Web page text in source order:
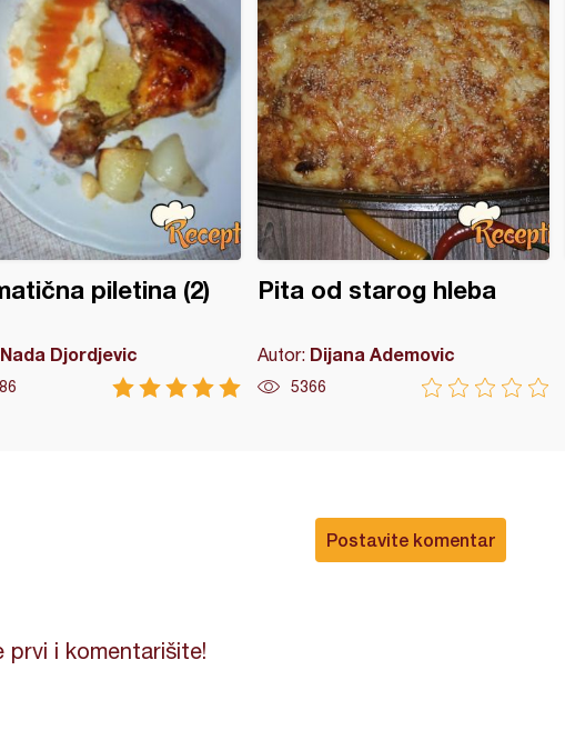
piletina (2)
Nada Djordjevic
Pita od starog hleba
Autor: Dijana Ademovic
5366
Postavite komentar
prvi i komentarišite!